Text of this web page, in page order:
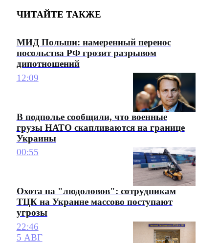
ЧИТАЙТЕ ТАКЖЕ
МИД Польши: намеренный перенос
посольства РФ грозит разрывом
дипотношений
12:09
В подполье сообщили, что военные
грузы НАТО скапливаются на границе
Украины
00:55
Охота на "людоловов": сотрудникам
ТЦК на Украине массово поступают
угрозы
22:46
5 АВГ